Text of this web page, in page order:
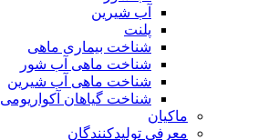
آب شیرین
پلنت
شناخت بیماری ماهی
شناخت ماهی آب شور
شناخت ماهی آب شیرین
شناخت گیاهان آکواریومی
ماکیان
معرفی تولیدکنندگان